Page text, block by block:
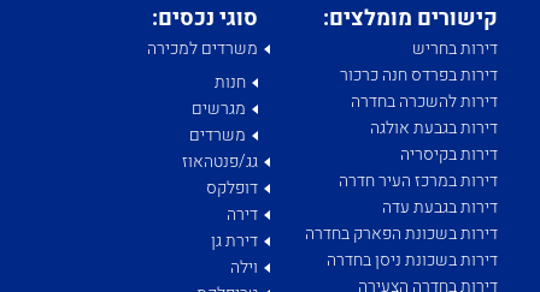
קישורים מומלצים:
דירות בחריש
דירות בפרדס חנה כרכור
דירות להשכרה בחדרה
דירות בגבעת אולגה
דירות בקיסריה
דירות במרכז העיר חדרה
דירות בגבעת עדה
דירות בשכונת הפארק בחדרה
דירות בשכונת ניסן בחדרה
דירות בחדרה הצעירה
סוגי נכסים:
משרדים למכירה
חנות
מגרשים
משרדים
גג/פנטהאוז
דופלקס
דירה
דירת גן
וילה